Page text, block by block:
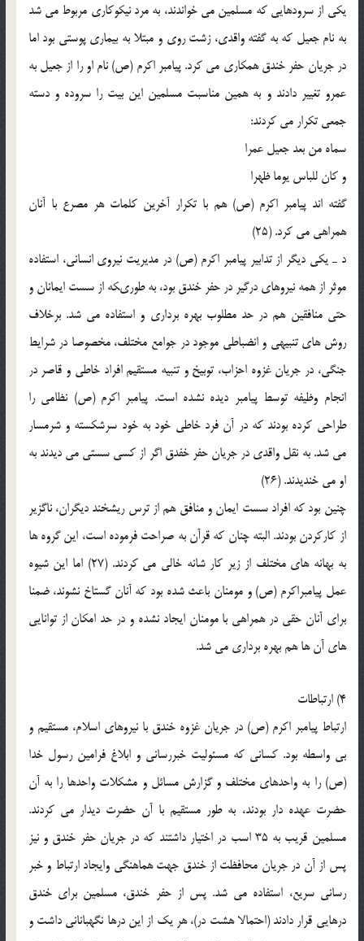
یکى از سرودهایى که مسلمین مى خواندند، به مرد نیکوکارى مربوط مى شد
به نام جعیل که به گفته واقدى، زشت روى و مبتلا به بیمارى پوستى بود اما
در جریان حفر خندق همکارى مى کرد. پیامبر اکرم (ص) نام او را از جعیل به
عمرو تغییر دادند و به همین مناسبت مسلمین این بیت را سروده و دسته
جمعى تکرار مى کردند:
سماه من بعد جعیل عمرا
و کان للباس یوما ظهرا
گفته اند پیامبر اکرم (ص) هم با تکرار آخرین کلمات هر مصرع با آنان
همراهى مى کرد. (25)
د ـ یکى دیگر از تدابیر پیامبر اکرم (ص) در مدیریت نیروى انسانى، استفاده
موثر از همه نیروهاى درگیر در حفر خندق بود، به طورىکه از سست ایمانان و
حتى منافقین هم در حد مطلوب بهره بردارى و استفاده مى شد. برخلاف
روش هاى تنبیهى و انضباطى موجود در جوامع مختلف، مخصوصا در شرایط
جنگى، در جریان غزوه احزاب، توبیخ و تنبیه مستقیم افراد خاطى و قاصر در
انجام وظیفه توسط پیامبر دیده نشده است. پیامبر اکرم (ص) نظامى را
طراحى کرده بودند که در آن فرد خاطى خود به خود سرشکسته و شرمسار
مى شد. به نقل واقدى در جریان حفر خفدق اگر از کسى سستى مى دیدند به
او مى خندیدند. (26)
چنین بود که افراد سست ایمان و منافق هم از ترس ریشخند دیگران، ناگزیر
از کارکردن بودند. البته چنان که قرآن به صراحت فرموده است، این گروه ها
به بهانه هاى مختلف از زیر کار شانه خالى مى کردند. (27) اما این شیوه
عمل پیامبراکرم (ص) و مومنان باعث شده بود که آنان گستاخ نشوند، ضمنا
براى آنان حقى در همراهى با مومنان ایجاد نشده و در حد امکان از توانایى
هاى آن ها هم بهره بردارى مى شد.
4) ارتباطات
ارتباط پیامبر اکرم (ص) در جریان غزوه خندق با نیروهاى اسلام، مستقیم و
بى واسطه بود. کسانى که مسئولیت خبررسانى و ابلاغ فرامین رسول خدا
(ص) را به واحدهاى مختلف و گزارش مسائل و مشکلات واحدها را به آن
حضرت عهده دار بودند، به طور مستقیم با آن حضرت دیدار مى کردند.
مسلمین قریب به 35 اسب در اختیار داشتند که در جریان حفر خندق و نیز
پس از آن در جریان محافظت از خندق جهت هماهنگى وایجاد ارتباط و خبر
رسانى سریع، استفاده مى شد. پس از حفر خندق، مسلمین براى خندق
درهایى قرار دادند (احتمالا هشت در)، هر یک از این درها نگهبانانى داشت و